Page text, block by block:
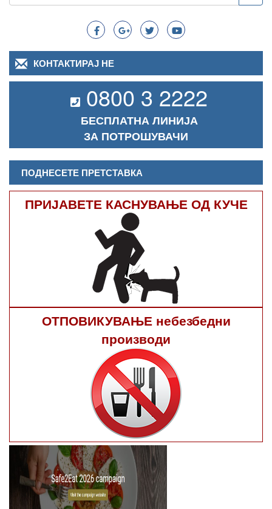
Search
КОНТАКТИРАЈ НЕ
0800 3 2222
БЕСПЛАТНА ЛИНИЈА
ЗА ПОТРОШУВАЧИ
ПОДНЕСЕТЕ ПРЕТСТАВКА
ПРИЈАВЕТЕ КАСНУВАЊЕ ОД КУЧЕ
ОТПОВИКУВАЊЕ небезбедни
производи